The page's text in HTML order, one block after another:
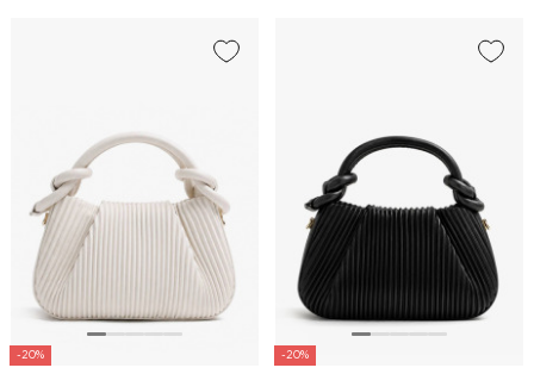
-20% -20%